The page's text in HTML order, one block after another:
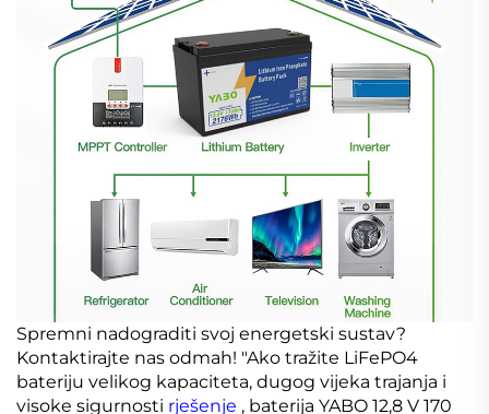
Spremni nadograditi svoj energetski sustav?
Kontaktirajte nas odmah! "Ako tražite LiFePO4
bateriju velikog kapaciteta, dugog vijeka trajanja i
visoke sigurnosti rješenje , baterija YABO 12,8 V 170